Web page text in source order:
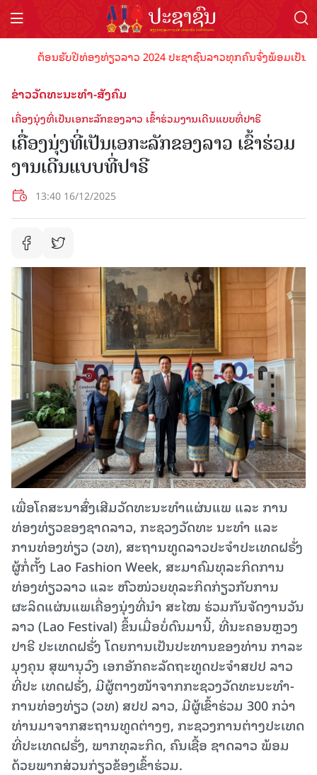
ຕ້ອນຮັບປີທ່ອງທ່ຽວລາວ 2024 ປະຊາຊົນລາວທຸກຄົນຈົ່ງພ້ອມເປັນເຈົ້
ຂ່າວວັດທະນະທຳ-ສັງຄົມ
ເຄື່ອງນຸ່ງທີ່ເປັນເອກະລັກຂອງລາວ ເຂົ້າຮ່ວມງານເດີນແບບທີ່ປາຣີ
ເຄື່ອງນຸ່ງທີ່ເປັນເອກະລັກຂອງລາວ ເຂົ້າຮ່ວມ
ງານເດີນແບບທີ່ປາຣີ
13:40 16/12/2025
ເພື່ອໂຄສະນາສົ່ງເສີມວັດທະນະທໍາແຜ່ນແພ ແລະ ການ
ທ່ອງທ່ຽວຂອງຊາດລາວ, ກະຊວງວັດທະ ນະທໍາ ແລະ
ການທ່ອງທ່ຽວ (ວທ), ສະຖານທູດລາວປະຈໍາປະເທດຝຣັ່ງ
ຜູ້ກໍ່ຕັ້ງ Lao Fashion Week, ສະມາຄົມທຸລະກິດການ
ທ່ອງທ່ຽວລາວ ແລະ ຫົວໜ່ວຍທຸລະກິດກ່ຽວກັບການ
ຜະລິດແຜ່ນແພເຄື່ອງນຸ່ງທີ່ນໍາ ສະໄໝ ຮ່ວມກັນຈັດງານວັນ
ລາວ (Lao Festival) ຂຶ້ນເມື່ອບໍ່ດົນມານີ້, ທີ່ນະຄອນຫຼວງ
ປາຣີ ປະເທດຝຣັ່ງ ໂດຍການເປັນປະທານຂອງທ່ານ ກາລະ
ມຸງຄຸນ ສຸພານຸວົງ ເອກອັກຄະລັດຖະທູດປະຈໍາສປປ ລາວ
ທີ່ປະ ເທດຝຣັ່ງ, ມີຜູ້ຕາງໜ້າຈາກກະຊວງວັດທະນະທໍາ-
ການທ່ອງທ່ຽວ (ວທ) ສປປ ລາວ, ມີຜູ້ເຂົ້າຮ່ວມ 300 ກວ່າ
ທ່ານມາຈາກສະຖານທູດຕ່າງໆ, ກະຊວງການຕ່າງປະເທດ
ທີ່ປະເທດຝຣັ່ງ, ພາກທຸລະກິດ, ຄົນເຊື້ອ ຊາດລາວ ພ້ອມ
ດ້ວຍພາກສ່ວນກ່ຽວຂ້ອງເຂົ້າຮ່ວມ.